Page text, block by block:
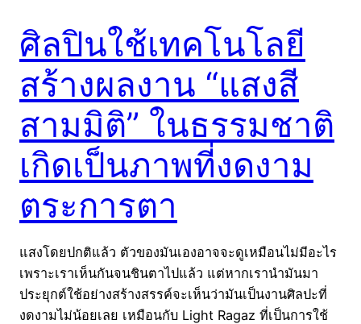
ศิลปินใช้เทคโนโลยี
สร้างผลงาน “แสงสี
สามมิติ” ในธรรมชาติ
เกิดเป็นภาพที่งดงาม
ตระการตา
แสงโดยปกติแล้ว ตัวของมันเองอาจจะดูเหมือนไม่มีอะไร
เพราะเราเห็นกันจนชินตาไปแล้ว แต่หากเรานำมันมา
ประยุกต์ใช้อย่างสร้างสรรค์จะเห็นว่ามันเป็นงานศิลปะที่
งดงามไม่น้อยเลย เหมือนกับ Light Ragaz ที่เป็นการใช้